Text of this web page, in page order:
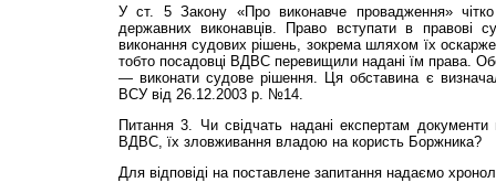
У ст. 5 Закону «Про виконавче провадження»
державних виконавців. Право вступати в правові
виконання судових рішень, зокрема шляхом їх
тобто посадовці ВДВС перевищили надані їм права.
— виконати судове рішення. Ця обставина є
ВСУ від 26.12.2003 р. №14.
Питання 3. Чи свідчать надані експертам документи
ВДВС, їх зловживання владою на користь Боржника?
Для відповіді на поставлене запитання надаємо